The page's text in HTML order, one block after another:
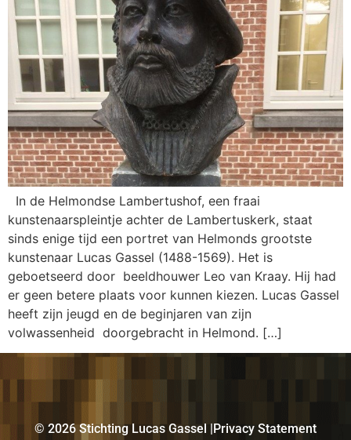
In de Helmondse Lambertushof, een fraai
kunstenaarspleintje achter de Lambertuskerk, staat
sinds enige tijd een portret van Helmonds grootste
kunstenaar Lucas Gassel (1488-1569). Het is
geboetseerd door beeldhouwer Leo van Kraay. Hij had
er geen betere plaats voor kunnen kiezen. Lucas Gassel
heeft zijn jeugd en de beginjaren van zijn
volwassenheid doorgebracht in Helmond. […]
©️ 2026 Stichting Lucas Gassel |Privacy Statement